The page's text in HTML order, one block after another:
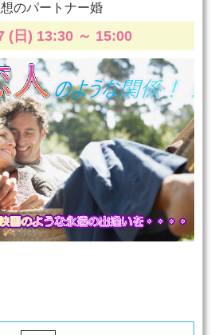
のパートナー婚
(日) 13:30 ～ 15:00